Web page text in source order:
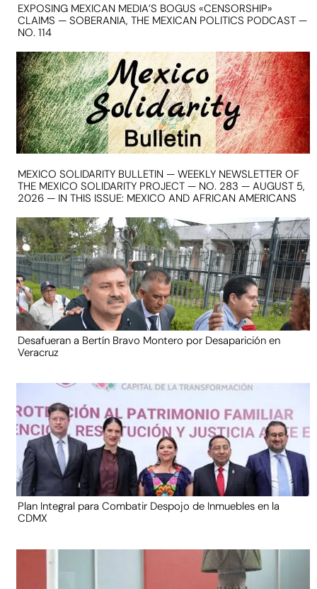
EXPOSING MEXICAN MEDIA’S BOGUS «CENSORSHIP»
CLAIMS — SOBERANIA, THE MEXICAN POLITICS PODCAST —
NO. 114
MEXICO SOLIDARITY BULLETIN — WEEKLY NEWSLETTER OF
THE MEXICO SOLIDARITY PROJECT — NO. 283 — AUGUST 5,
2026 — IN THIS ISSUE: MEXICO AND AFRICAN AMERICANS
Desafueran a Bertín Bravo Montero por Desaparición en
Veracruz
Plan Integral para Combatir Despojo de Inmuebles en la
CDMX